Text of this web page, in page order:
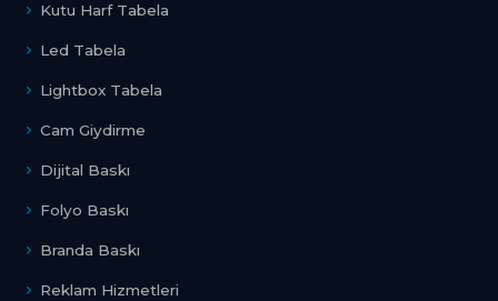
Kutu Harf Tabela
Led Tabela
Lightbox Tabela
Cam Giydirme
Dijital Baskı
Folyo Baskı
Branda Baskı
Reklam Hizmetleri